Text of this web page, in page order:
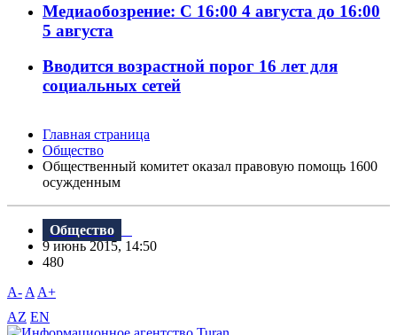
Медиаобозрение: С 16:00 4 августа до 16:00
5 августа
Вводится возрастной порог 16 лет для
социальных сетей
Главная страница
Общество
Общественный комитет оказал правовую помощь 1600
осужденным
Общество
9 июнь 2015, 14:50
480
A- A A+
AZ EN